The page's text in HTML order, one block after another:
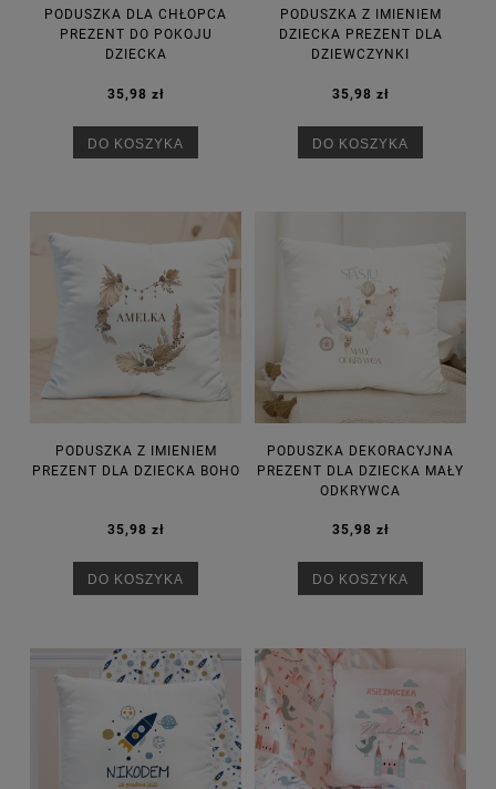
PODUSZKA DLA CHŁOPCA
PREZENT DO POKOJU
DZIECKA
35,98 zł
DO KOSZYKA
PODUSZKA Z IMIENIEM
DZIECKA PREZENT DLA
DZIEWCZYNKI
35,98 zł
DO KOSZYKA
PODUSZKA Z IMIENIEM
PREZENT DLA DZIECKA BOHO
35,98 zł
DO KOSZYKA
PODUSZKA DEKORACYJNA
PREZENT DLA DZIECKA MAŁY
ODKRYWCA
35,98 zł
DO KOSZYKA